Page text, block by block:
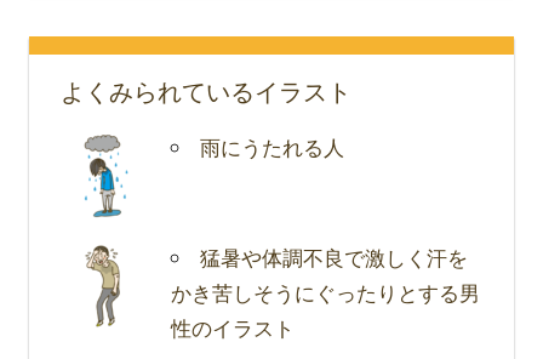
よくみられているイラスト
雨にうたれる人
猛暑や体調不良で激しく汗を
かき苦しそうにぐったりとする男
性のイラスト